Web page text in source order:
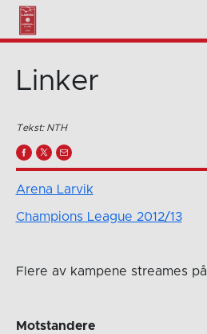
Linker
Tekst: NTH
Arena Larvik
Champions League 2012/13
Flere av kampene streames på
Motstandere